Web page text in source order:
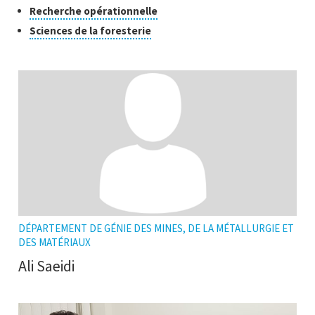
pour
ouvrir
l'infobulle
Recherche opérationnelleCliquer
pour
Sciences de la foresterieCliquer
pour
l'infobulle
DÉPARTEMENT DE GÉNIE DES MINES, DE LA MÉTALLURGIE ET
DES MATÉRIAUX
Ali Saeidi